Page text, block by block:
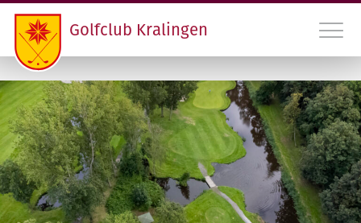
Golfclub Kralingen
010 45 22 475
INLOGGEN LEDEN GCK
CONTACT